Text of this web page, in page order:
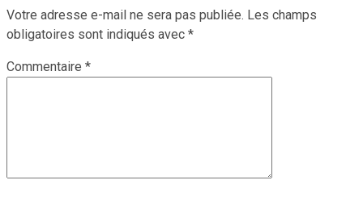
Votre adresse e-mail ne sera pas publiée. Les champs
obligatoires sont indiqués avec *
Commentaire *